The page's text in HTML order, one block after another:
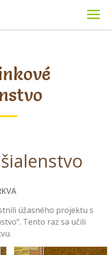
úžasného projektu s
Tento raz sa učili